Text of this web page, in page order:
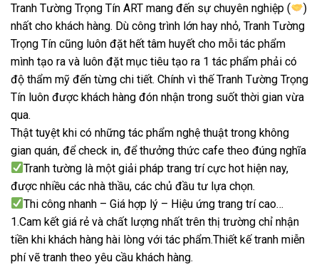
Tranh Tường Trọng Tín ART mang đến sự chuyên nghiệp (
)
nhất cho khách hàng. Dù công trình lớn hay nhỏ, Tranh Tường
Trọng Tín cũng luôn đặt hết tâm huyết cho mỗi tác phẩm
mình tạo ra và luôn đặt mục tiêu tạo ra 1 tác phẩm phải có
độ thẩm mỹ đến từng chi tiết. Chính vì thế Tranh Tường Trọng
Tín luôn được khách hàng đón nhận trong suốt thời gian vừa
qua.
Thật tuyệt khi có những tác phẩm nghệ thuật trong không
gian quán, để check in, để thưởng thức cafe theo đúng nghĩa
Tranh tường là một giải pháp trang trí cực hot hiện nay,
được nhiều các nhà thầu, các chủ đầu tư lựa chọn.
Thi công nhanh – Giá hợp lý – Hiệu ứng trang trí cao…
1.Cam kết giá rẻ và chất lượng nhất trên thị trường chỉ nhận
tiền khi khách hàng hài lòng với tác phẩm.Thiết kế tranh miễn
phí vẽ tranh theo yêu cầu khách hàng.